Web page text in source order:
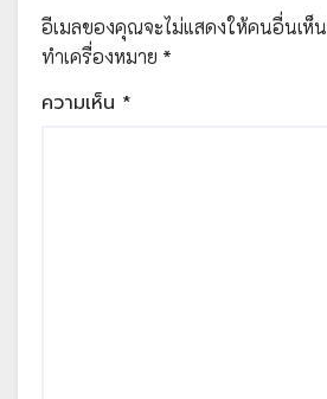
อีเมลของคุณจะไม่แสดงให้คนอื่นเห็น
ทำเครื่องหมาย *
ความเห็น *